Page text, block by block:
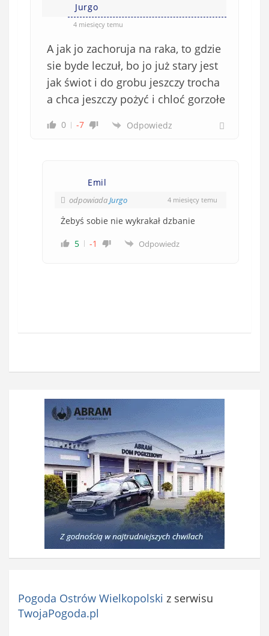
Jurgo
4 miesięcy temu
A jak jo zachoruja na raka, to gdzie
sie byde leczuł, bo jo już stary jest
jak świot i do grobu jeszczy trocha
a chca jeszczy pożyć i chloć gorzołe
0 -7 Odpowiedz
Emil
odpowiadaJurgo 4 miesięcy temu
Żebyś sobie nie wykrakał dzbanie
5
-1 Odpowiedz
Pogoda Ostrów Wielkopolski z serwisu
TwojaPogoda.pl